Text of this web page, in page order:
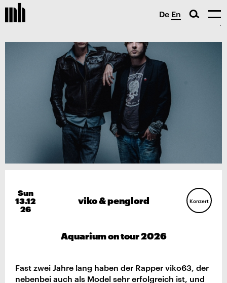
De En
Sun
13.12
26
viko & penglord Konzert
Aquarium on tour 2026
Fast zwei Jahre lang haben der Rapper viko63, der
nebenbei auch als Model sehr erfolgreich ist, und